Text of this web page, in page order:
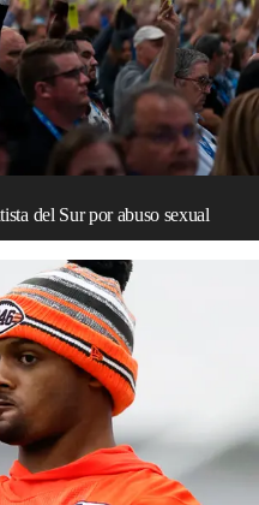
del Sur por abuso sexual